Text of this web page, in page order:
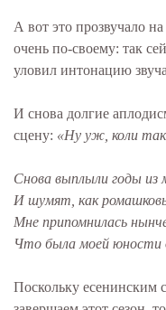
А вот это прозвучало
очень по-своему: так
уловил интонацию
И снова долгие
сцену: «Ну уж, коли
Снова выплыли годы из
И шумят, как
Мне припомнилась
Что была моей юности
Поскольку есенинским